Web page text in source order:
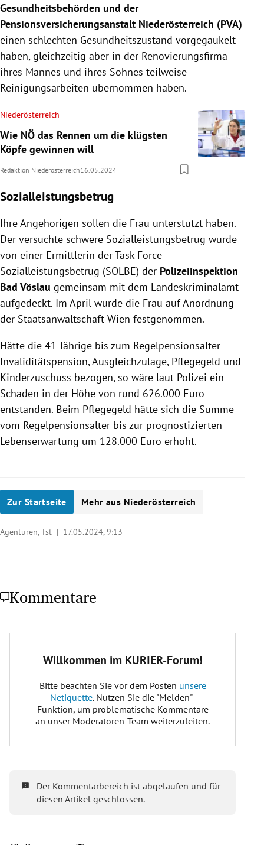
Gesundheitsbehörden und der
Pensionsversicherungsanstalt Niederösterreich (PVA)
einen schlechten Gesundheitszustand vorgegaukelt
haben, gleichzeitig aber in der Renovierungsfirma
ihres Mannes und ihres Sohnes teilweise
Reinigungsarbeiten übernommen haben.
Niederösterreich
Wie NÖ das Rennen um die klügsten
Köpfe gewinnen will
Redaktion Niederösterreich16.05.2024
Sozialleistungsbetrug
Ihre Angehörigen sollen die Frau unterstützt haben.
Der versuchte schwere Sozialleistungsbetrug wurde
von einer Ermittlerin der Task Force
Sozialleistungsbetrug (SOLBE) der Polizeiinspektion
Bad Vöslau gemeinsam mit dem Landeskriminalamt
aufgedeckt. Im April wurde die Frau auf Anordnung
der Staatsanwaltschaft Wien festgenommen.
Hätte die 41-Jährige bis zum Regelpensionsalter
Invaliditätspension, Ausgleichzulage, Pflegegeld und
Kinderzuschuss bezogen, so wäre laut Polizei ein
Schaden in der Höhe von rund 626.000 Euro
entstanden. Beim Pflegegeld hätte sich die Summe
vom Regelpensionsalter bis zur prognostizierten
Lebenserwartung um 128.000 Euro erhöht.
Zur Startseite Mehr aus Niederösterreich
Agenturen, Tst | 17.05.2024, 9:13
Kommentare